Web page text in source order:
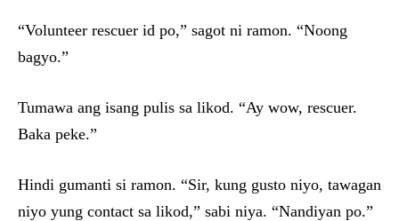
“Volunteer rescuer id po,” sagot ni ramon. “Noong
bagyo.”
Tumawa ang isang pulis sa likod. “Ay wow, rescuer.
Baka peke.”
Hindi gumanti si ramon. “Sir, kung gusto niyo, tawagan
niyo yung contact sa likod,” sabi niya. “Nandiyan po.”